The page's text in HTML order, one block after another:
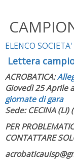
ELENCO
Lettera
ACROBATICA:
Giovedì 25 Aprile
giornate di gara
Sede: CECINA (LI)
PER
CONTATTARE